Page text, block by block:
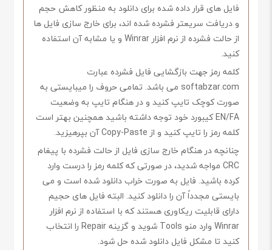
فایل های قرار داده شده برای دانلود به منظور کاهش حجم
و دریافت سریعتر فشرده شده اند، برای خارج سازی فایل ها
از حالت فشرده از نرم افزار Winrar و یا مشابه آن استفاده
کنید.
کلمه رمز جهت بازگشایی فایل فشرده عبارت
softabzar.com می باشد. تمامی حروف را میبایستی به
صورت کوچک تایپ کنید و در هنگام تایپ به وضعیت
EN/FA کیبورد خود توجه داشته باشید همچنین بهتر است
کلمه رمز را تایپ کنید و از Copy-Paste آن بپرهیزید.
چنانچه در هنگام خارج سازی فایل از حالت فشرده با پیغام
CRC مواجه شدید، در صورتی که کلمه رمز را درست وارد
کرده باشید. فایل به صورت خراب دانلود شده است و می
بایستی مجدداً آن را دانلود کنید. البته فایل های حجیم
دارای قابلیت ریکاوری هستند که با استفاده از نرم افزار
Winrar وارد منو Tools شوید و گزینه Repair را انتخاب
کنید تا مشکل فایل دانلود شده حل شود.